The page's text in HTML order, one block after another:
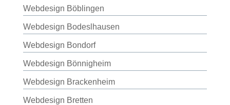
Webdesign Böblingen
Webdesign Bodeslhausen
Webdesign Bondorf
Webdesign Bönnigheim
Webdesign Brackenheim
Webdesign Bretten